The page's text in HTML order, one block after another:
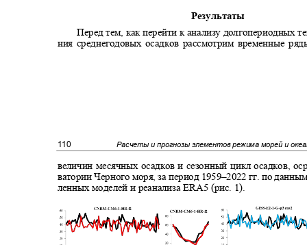
Результаты
Перед тем, как перейти к анализу долгопериодных
ния среднегодовых осадков рассмотрим временные
110 Расчеты и прогнозы элементов режима морей и
величин месячных осадков и сезонный цикл осадков,
ватории Черного моря, за период 1959–2022 гг. по
ленных моделей и реанализа ERA5 (рис. 1).